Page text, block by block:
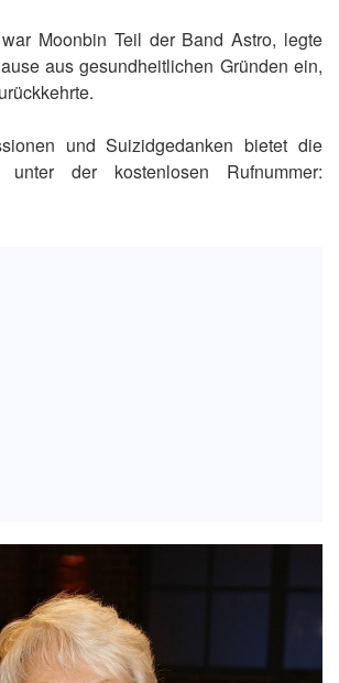
Moonbin Teil der Band Astro, legte
aus gesundheitlichen Gründen ein,
und Suizidgedanken bietet die
unter der kostenlosen Rufnummer: